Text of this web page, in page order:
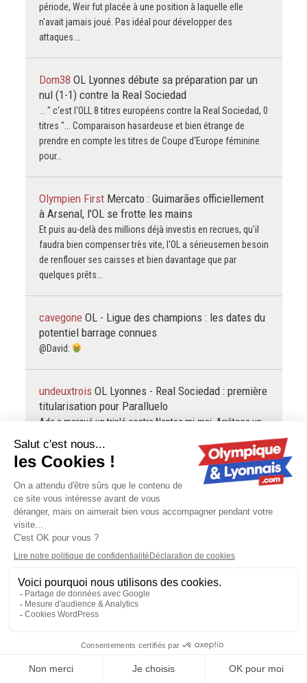
période, Weir fut placée à une position à laquelle elle
n'avait jamais joué. Pas idéal pour développer des
attaques.…
Dom38 OL Lyonnes débute sa préparation par un
nul (1-1) contre la Real Sociedad
... " c'est l'OLL 8 titres européens contre la Real Sociedad, 0
titres "... Comparaison hasardeuse et bien étrange de
prendre en compte les titres de Coupe d'Europe féminine
pour…
Olympien First Mercato : Guimarães officiellement
à Arsenal, l'OL se frotte les mains
Et puis au-delà des millions déjà investis en recrues, qu'il
faudra bien compenser très vite, l'OL a sérieusemen besoin
de renflouer ses caisses et bien davantage que par
quelques prêts…
cavegone OL - Ligue des champions : les dates du
potentiel barrage connues
@David:
undeuxtrois OL Lyonnes - Real Sociedad : première
titularisation pour Paralluelo
Ada a marqué un triplé contre Nantes mi-mai. Arrêtons un
pas plus un "vrai but" qu'une tête. Son rôle est…
VudailleursOL - Mercato : vers un départ libre
pour Caleta-Car ?
La masse salariale ne se joue pas sur ces 3 joueurs à l'OL.
Et tu peux faire du trading en parallèle de ces 3 joueurs...
Olympien FirstMercato : Guimarães officiellement
à Arsenal, l'OL se frotte les mains
Désolé, mais Fonseca a le soutien total du staff et des
celui de la Présidente Mme Kang. Comme le souligne Hugo